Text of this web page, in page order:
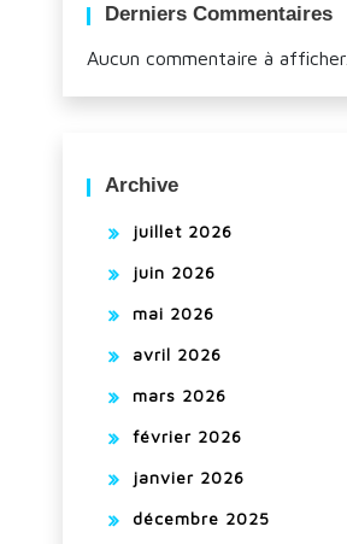
Derniers Commentaires
Aucun commentaire à afficher.
Archive
juillet 2026
juin 2026
mai 2026
avril 2026
mars 2026
février 2026
janvier 2026
décembre 2025